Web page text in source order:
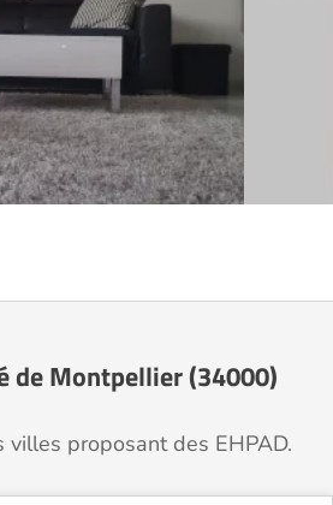
de Montpellier (34000)
villes proposant des EHPAD.